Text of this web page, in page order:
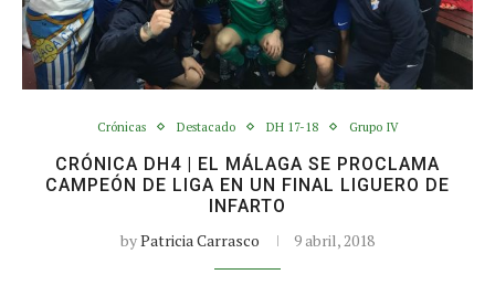
Crónicas Destacado DH 17-18 Grupo IV
CRÓNICA DH4 | EL MÁLAGA SE PROCLAMA
CAMPEÓN DE LIGA EN UN FINAL LIGUERO DE
INFARTO
byPatricia Carrasco 9 abril, 2018